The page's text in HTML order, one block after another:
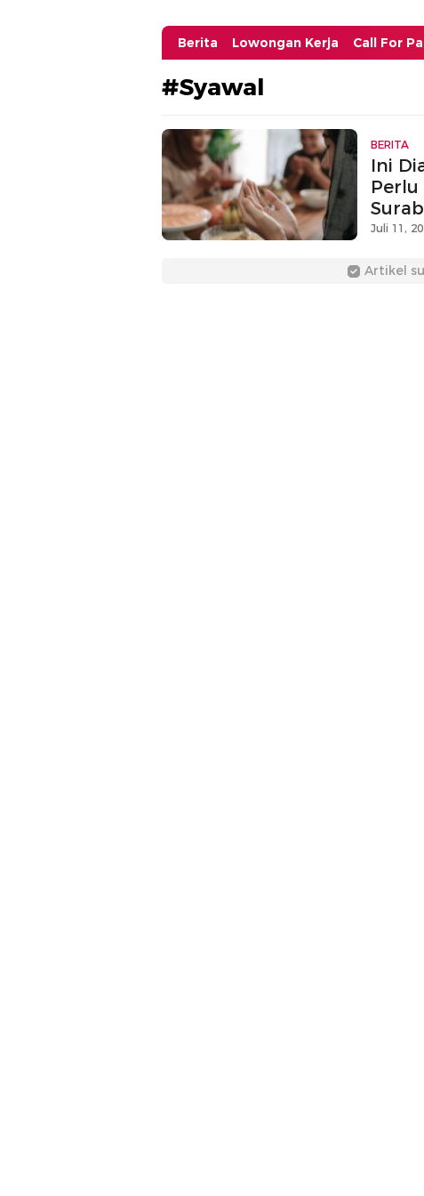
Berita Lowongan Kerja Call For
#Syawal
BERITA
Ini
Perlu
Juli 11,
Artikel